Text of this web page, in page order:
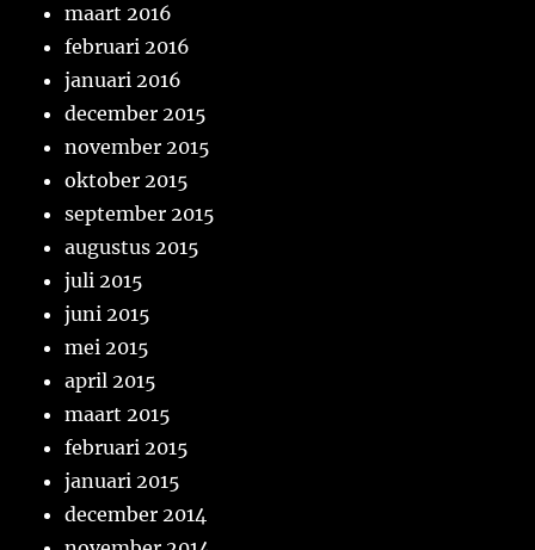
maart 2016
februari 2016
januari 2016
december 2015
november 2015
oktober 2015
september 2015
augustus 2015
juli 2015
juni 2015
mei 2015
april 2015
maart 2015
februari 2015
januari 2015
december 2014